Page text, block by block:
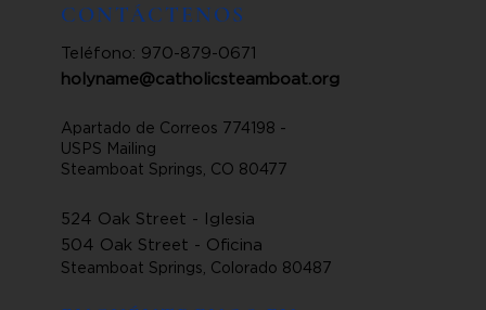
CONTÁCTENOS
Teléfono: 970-879-0671
holyname@catholicsteamboat.org
Apartado de Correos 774198 -
USPS Mailing
Steamboat Springs, CO 80477
524 Oak Street - Iglesia
504 Oak Street - Oficina
Steamboat Springs, Colorado 80487